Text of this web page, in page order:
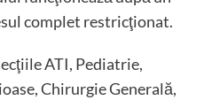
complet restricţionat.
ATI, Pediatrie,
Chirurgie Generală,